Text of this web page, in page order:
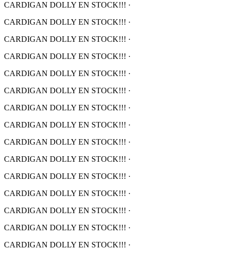
CARDIGAN DOLLY EN STOCK!!! ·
CARDIGAN DOLLY EN STOCK!!! ·
CARDIGAN DOLLY EN STOCK!!! ·
CARDIGAN DOLLY EN STOCK!!! ·
CARDIGAN DOLLY EN STOCK!!! ·
CARDIGAN DOLLY EN STOCK!!! ·
CARDIGAN DOLLY EN STOCK!!! ·
CARDIGAN DOLLY EN STOCK!!! ·
CARDIGAN DOLLY EN STOCK!!! ·
CARDIGAN DOLLY EN STOCK!!! ·
CARDIGAN DOLLY EN STOCK!!! ·
CARDIGAN DOLLY EN STOCK!!! ·
CARDIGAN DOLLY EN STOCK!!! ·
CARDIGAN DOLLY EN STOCK!!! ·
CARDIGAN DOLLY EN STOCK!!! ·